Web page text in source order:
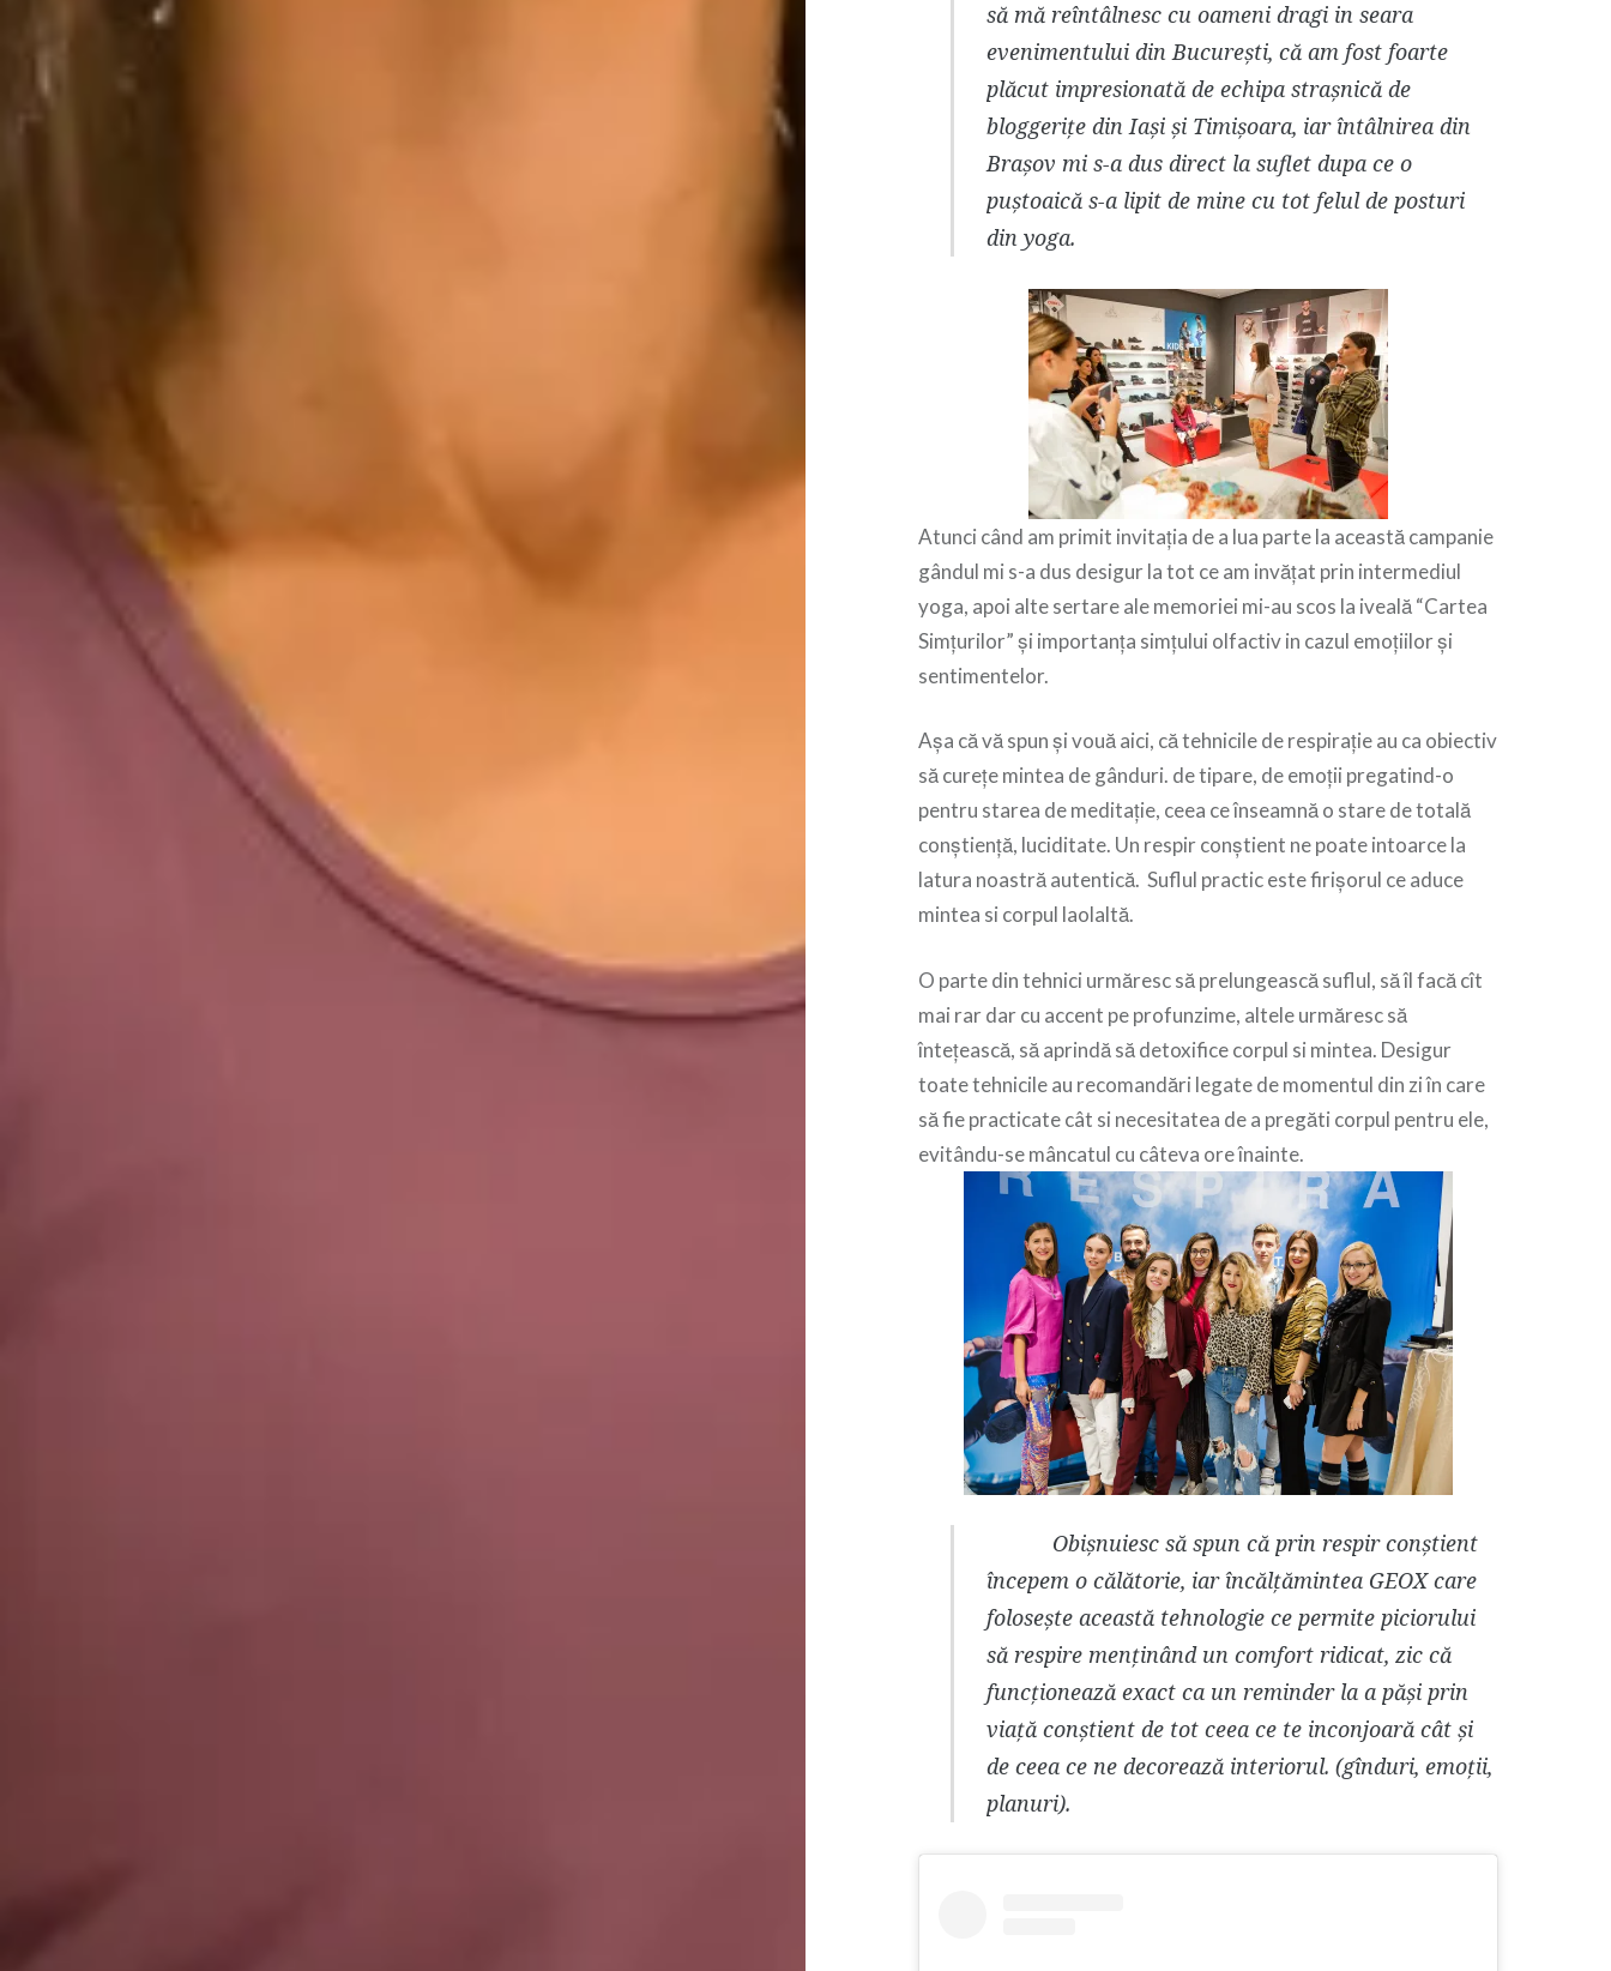
să mă reîntâlnesc cu oameni dragi in seara
evenimentului din București, că am fost foarte
plăcut impresionată de echipa strașnică de
bloggerițe din Iași și Timișoara, iar întâlnirea din
Brașov mi s-a dus direct la suflet dupa ce o
puștoaică s-a lipit de mine cu tot felul de posturi
din yoga.
Atunci când am primit invitația de a lua parte la această campanie
gândul mi s-a dus desigur la tot ce am invățat prin intermediul
yoga, apoi alte sertare ale memoriei mi-au scos la iveală “Cartea
Simțurilor” și importanța simțului olfactiv in cazul emoțiilor și
sentimentelor.
Așa că vă spun și vouă aici, că tehnicile de respirație au ca obiectiv
să curețe mintea de gânduri. de tipare, de emoții pregatind-o
pentru starea de meditație, ceea ce înseamnă o stare de totală
conștiență, luciditate. Un respir conștient ne poate intoarce la
latura noastră autentică. Suflul practic este firișorul ce aduce
mintea si corpul laolaltă.
O parte din tehnici urmăresc să prelungească suflul, să îl facă cît
mai rar dar cu accent pe profunzime, altele urmăresc să
întețească, să aprindă să detoxifice corpul si mintea. Desigur
toate tehnicile au recomandări legate de momentul din zi în care
să fie practicate cât si necesitatea de a pregăti corpul pentru ele,
evitându-se mâncatul cu câteva ore înainte.
Obișnuiesc să spun că prin respir conștient
începem o călătorie, iar încălțămintea GEOX care
folosește această tehnologie ce permite piciorului
să respire menținând un comfort ridicat, zic că
funcționează exact ca un reminder la a păși prin
viață conștient de tot ceea ce te inconjoară cât și
de ceea ce ne decorează interiorul. (gînduri, emoții,
planuri).